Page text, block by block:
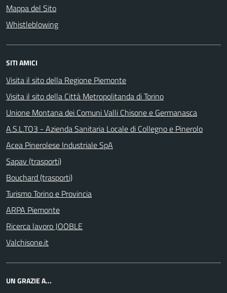
Mappa del Sito
Whistleblowing
SITI AMICI
Visita il sito della Regione Piemonte
Visita il sito della Città Metropolitanda di Torino
Unione Montana dei Comuni Valli Chisone e Germanasca
A.S.L.TO3 - Azienda Sanitaria Locale di Collegno e Pinerolo
Acea Pinerolese Industriale SpA
Sapav (trasporti)
Bouchard (trasporti)
Turismo Torino e Provincia
ARPA Piemonte
Ricerca lavoro JOOBLE
Valchisone.it
UN GRAZIE A...